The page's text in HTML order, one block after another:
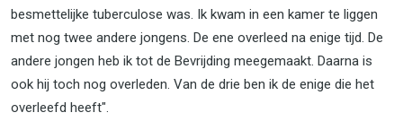
besmettelijke tuberculose was. Ik kwam in een kamer te liggen
met nog twee andere jongens. De ene overleed na enige tijd. De
andere jongen heb ik tot de Bevrijding meegemaakt. Daarna is
ook hij toch nog overleden. Van de drie ben ik de enige die het
overleefd heeft".